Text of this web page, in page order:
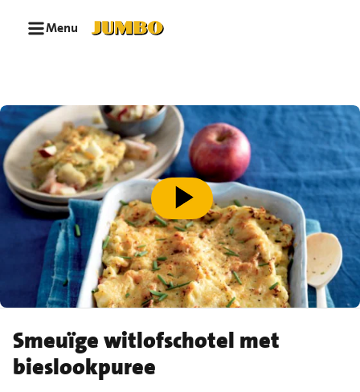
Menu
speel video af
Smeuïge witlofschotel met
bieslookpuree